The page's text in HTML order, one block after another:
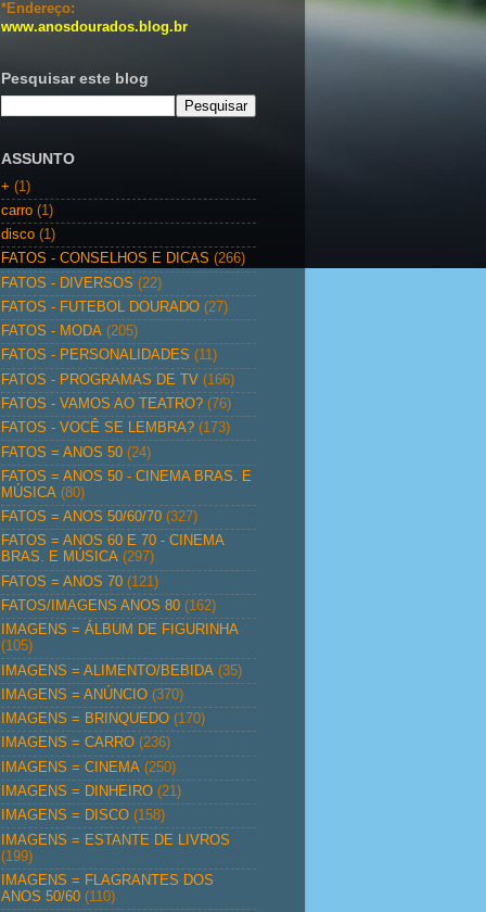
*Endereço:
www.anosdourados.blog.br
Pesquisar este blog
ASSUNTO
+ (1)
carro (1)
disco (1)
FATOS - CONSELHOS E DICAS (266)
FATOS - DIVERSOS (22)
FATOS - FUTEBOL DOURADO (27)
FATOS - MODA (205)
FATOS - PERSONALIDADES (11)
FATOS - PROGRAMAS DE TV (166)
FATOS - VAMOS AO TEATRO? (76)
FATOS - VOCÊ SE LEMBRA? (173)
FATOS = ANOS 50 (24)
FATOS = ANOS 50 - CINEMA BRAS. E
MÚSICA (80)
FATOS = ANOS 50/60/70 (327)
FATOS = ANOS 60 E 70 - CINEMA
BRAS. E MÚSICA (297)
FATOS = ANOS 70 (121)
FATOS/IMAGENS ANOS 80 (162)
IMAGENS = ÁLBUM DE FIGURINHA
(105)
IMAGENS = ALIMENTO/BEBIDA (35)
IMAGENS = ANÚNCIO (370)
IMAGENS = BRINQUEDO (170)
IMAGENS = CARRO (236)
IMAGENS = CINEMA (250)
IMAGENS = DINHEIRO (21)
IMAGENS = DISCO (158)
IMAGENS = ESTANTE DE LIVROS
(199)
IMAGENS = FLAGRANTES DOS
ANOS 50/60 (110)